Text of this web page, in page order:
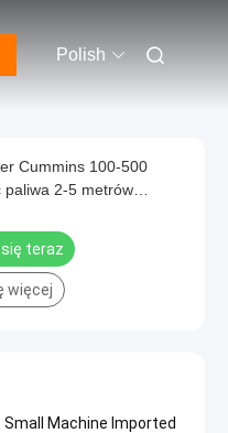
Polish
Cummins 100-500
paliwa 2-5 metrów
teraz
więcej
Small Machine Imported